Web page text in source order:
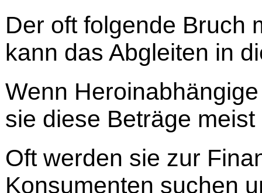
Der oft folgende Bruch
kann das Abgleiten in
Wenn
sie diese Beträge
Oft werden sie zur
Konsumenten suchen